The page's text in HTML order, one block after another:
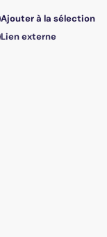
Ajouter à la sélection
Lien externe